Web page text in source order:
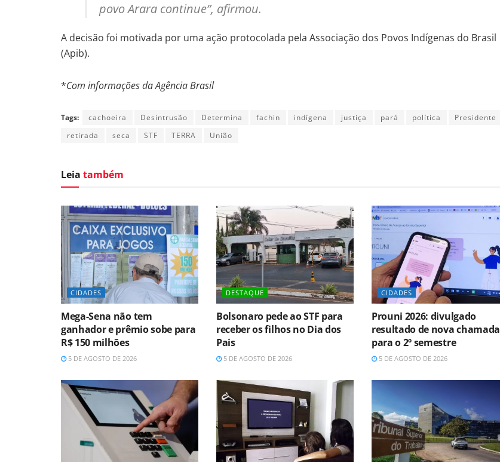
povo Arara continue”, afirmou.
A decisão foi motivada por uma ação protocolada pela Associação dos Povos Indígenas do Brasil
(Apib).
*Com informações da Agência Brasil
Tags: cachoeira Desintrusão Determina fachin indígena justiça pará política
Presidente
retirada
seca STF TERRA União
Leia também
CIDADES
Mega-Sena não tem
ganhador e prêmio sobe para
R$ 150 milhões
5 DE AGOSTO DE 2026
DESTAQUE
Bolsonaro pede ao STF para
receber os filhos no Dia dos
Pais
5 DE AGOSTO DE 2026
CIDADES
Prouni 2026: divulgado
resultado de nova chamada
para o 2º semestre
5 DE AGOSTO DE 2026